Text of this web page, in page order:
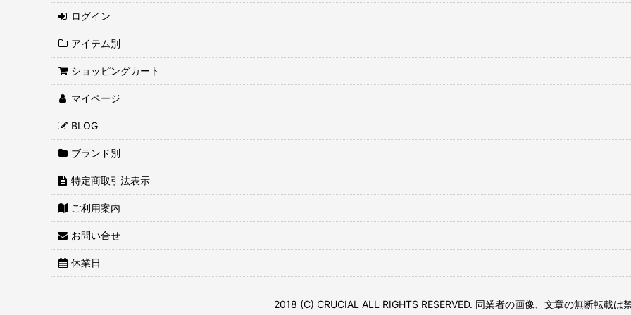
ログイン
アイテム別
ショッピングカート
マイページ
BLOG
ブランド別
特定商取引法表示
ご利用案内
お問い合せ
休業日
2018 (C) CRUCIAL ALL RIGHTS RESERVED. 同業者の画像、文章の無断転載は禁